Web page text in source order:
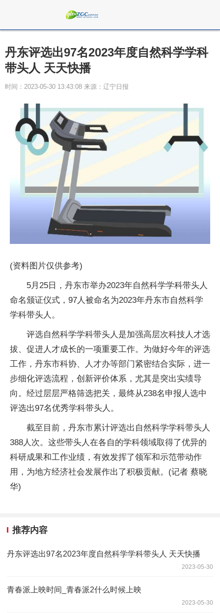
丹东评选出97名2023年度自然科学学科
带头人 天天快播
时间：2023-05-30 13:43:08 来源：辽宁日报
(资料图片仅供参考)
5月25日，丹东市举办2023年自然科学学科带头人
命名颁证仪式，97人被命名为2023年丹东市自然科学
学科带头人。
评选自然科学学科带头人是加强高层次科技人才选
拔、促进人才成长的一项重要工作。为做好今年的评选
工作，丹东市科协、人才办等部门紧密结合实际，进一
步细化评选流程，创新评价体系，尤其是突出实绩导
向。经过层层严格筛选把关，最终从238名申报人选中
评选出97名优秀学科带头人。
截至目前，丹东市累计评选出自然科学学科带头人
388人次。这些带头人在各自的学科领域取得了优异的
科研成果和工作业绩，有效发挥了领军和示范带动作
用，为地方经济社会发展作出了积极贡献。(记者 蔡晓
华)
推荐内容
丹东评选出97名2023年度自然科学学科带头人 天天快播
2023-05-30
青春派上映时间_青春派2什么时候上映
2023-05-30